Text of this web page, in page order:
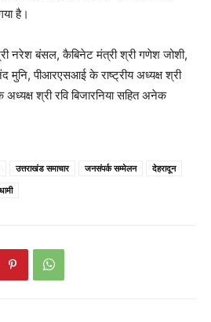
है।
नरेश बंसल, कैबिनेट मंत्री श्री गणेश जोशी,
मुनि, पीआरएसआई के राष्ट्रीय अध्यक्ष श्री
श्री रवि बिजारनिया सहित अनेक
उत्तराखंड समाचार जनसंपर्क सम्मेलन
देहरादून